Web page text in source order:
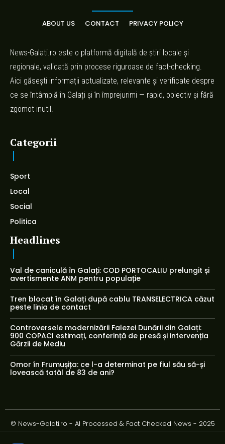
ABOUT US CONTACT PRIVACY POLICY
News-Galati.ro este o platformă digitală de știri locale și
regionale, validată prin procese riguroase de fact-checking.
Aici găsești informații actualizate, relevante și verificate despre
ce se întâmplă în Galați și în împrejurimi — rapid, obiectiv și fără
zgomot inutil.
Categorii
Sport
Local
Social
Politica
Headlines
Val de caniculă în Galați: COD PORTOCALIU prelungit și
avertismente ANM pentru populație
Tren blocat în Galați după cablu TRANSELECTRICA căzut
peste linia de contact
Controversele modernizării Falezei Dunării din Galați:
900 COPACI estimați, conferință de presă și intervenția
Gărzii de Mediu
Omor în Frumușița: ce l-a determinat pe fiul său să-și
lovească tatăl de 83 de ani?
© News-Galati.ro - AI Processed & Fact Checked News - 2025